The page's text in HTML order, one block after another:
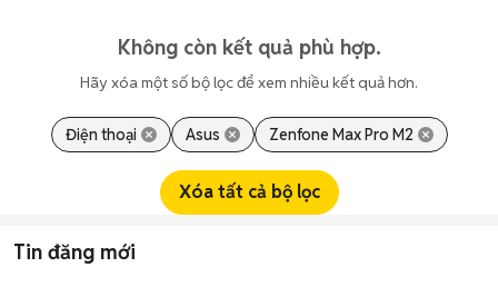
Không còn kết quả phù hợp.
Hãy xóa một số bộ lọc để xem nhiều kết quả hơn.
Điện thoại Asus Zenfone Max Pro M2
Xóa tất cả bộ lọc
Tin đăng mới